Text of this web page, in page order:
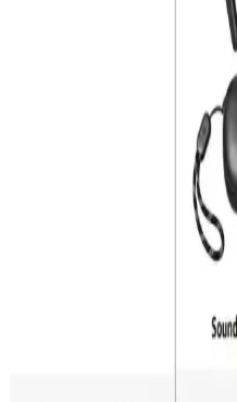
Xiaomi Redmi Buds 6
Çözüm Yöntemleri
Xiaomi Redmi Buds 6 Play'in
çözüm yolları detaylı şekilde
geliştirmeye yönelik öneriler
Razer Blackshark V2
Arctis 7+ Kablosuz
Razer Blackshark V2
kulaklıkların özellikleri,
ilgili kapsamlı karşılaştırma.
Huawei Freebuds 5i ve